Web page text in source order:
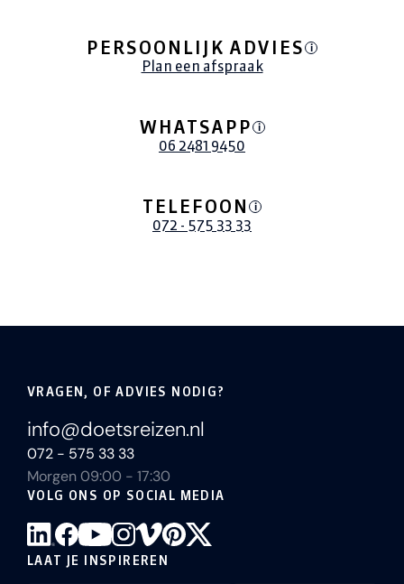
PERSOONLIJK ADVIES i
Plan een afspraak
WHATSAPP i
06 2481 9450
TELEFOON i
072 - 575 33 33
VRAGEN, OF ADVIES NODIG?
info@doetsreizen.nl
072 - 575 33 33
Morgen 09:00 - 17:30
VOLG ONS OP SOCIAL MEDIA
LAAT JE INSPIREREN